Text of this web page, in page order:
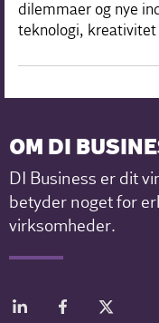
dilemmaer og nye
teknologi, kreativitet
OM DI
DI Business er dit
betyder noget for
virksomheder.